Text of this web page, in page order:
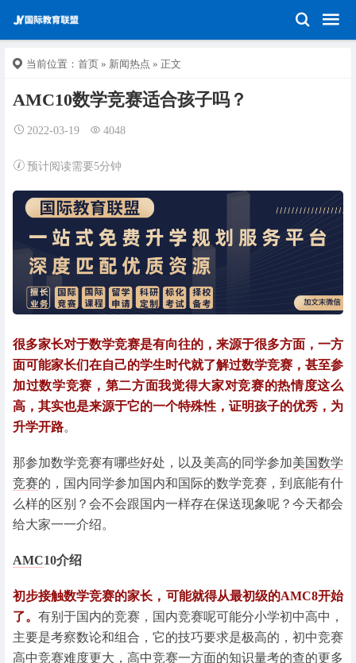
当前位置： 首页 » 新闻热点 » 正文
AMC10数学竞赛适合孩子吗？
2022-03-19 4048
预计阅读需要5分钟
很多家长对于数学竞赛是有向往的，来源于很多方面，一方
面可能家长们在自己的学生时代就了解过数学竞赛，甚至参
加过数学竞赛，第二方面我觉得大家对竞赛的热情度这么
高，其实也是来源于它的一个特殊性，证明孩子的优秀，为
升学开路。
那参加数学竞赛有哪些好处，以及美高的同学参加美国数学
竞赛的，国内同学参加国内和国际的数学竞赛，到底能有什
么样的区别？会不会跟国内一样存在保送现象呢？今天都会
给大家一一介绍。
AMC10介绍
初步接触数学竞赛的家长，可能就得从最初级的AMC8开始
了。 有别于国内的竞赛，国内竞赛呢可能分小学初中高中，
主要是考察数论和组合，它的技巧要求是极高的，初中竞赛
高中竞赛难度更大，高中竞赛一方面的知识量考的查的更多